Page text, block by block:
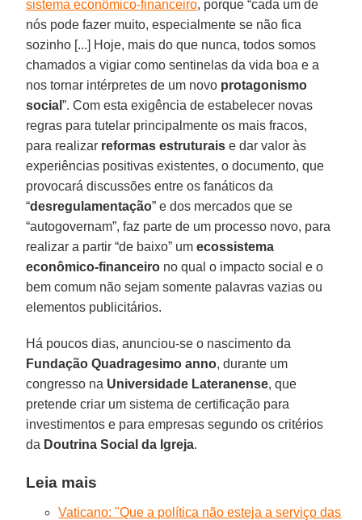
sistema econômico-financeiro, porque “cada um de
nós pode fazer muito, especialmente se não fica
sozinho [...] Hoje, mais do que nunca, todos somos
chamados a vigiar como sentinelas da vida boa e a
nos tornar intérpretes de um novo protagonismo
social”. Com esta exigência de estabelecer novas
regras para tutelar principalmente os mais fracos,
para realizar reformas estruturais e dar valor às
experiências positivas existentes, o documento, que
provocará discussões entre os fanáticos da
“desregulamentação” e dos mercados que se
“autogovernam”, faz parte de um processo novo, para
realizar a partir “de baixo” umecossistema
econômico-financeiro no qual o impacto social e o
bem comum não sejam somente palavras vazias ou
elementos publicitários.
Há poucos dias, anunciou-se o nascimento da
Fundação Quadragesimo anno, durante um
congresso na Universidade Lateranense, que
pretende criar um sistema de certificação para
investimentos e para empresas segundo os critérios
da Doutrina Social da Igreja.
Leia mais
Vaticano: "Que a política não esteja a serviço das